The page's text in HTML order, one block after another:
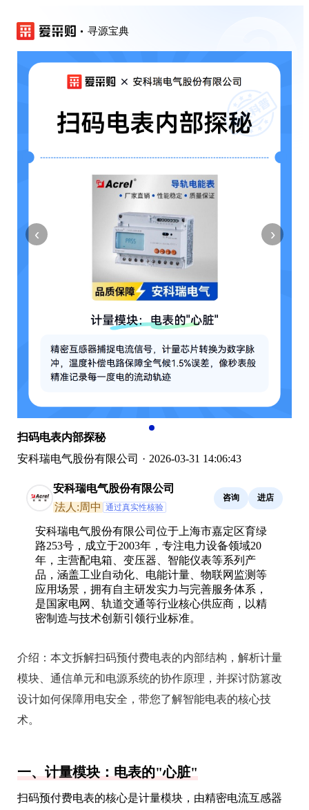
寻源宝典
‹ ›
扫码电表内部探秘
安科瑞电气股份有限公司 · 2026-03-31 14:06:43
安科瑞电气股份有限公司
法人:周中 通过真实性核验
咨询 进店
安科瑞电气股份有限公司位于上海市嘉定区育绿
路253号，成立于2003年，专注电力设备领域20
年，主营配电箱、变压器、智能仪表等系列产
品，涵盖工业自动化、电能计量、物联网监测等
应用场景，拥有自主研发实力与完善服务体系，
是国家电网、轨道交通等行业核心供应商，以精
密制造与技术创新引领行业标准。
介绍： 本文拆解扫码预付费电表的内部结构，解析计量
模块、通信单元和电源系统的协作原理，并探讨防篡改
设计如何保障用电安全，带您了解智能电表的核心技
术。
一、计量模块：电表的"心脏"
扫码预付费电表的核心是计量模块，由精密电流互感器